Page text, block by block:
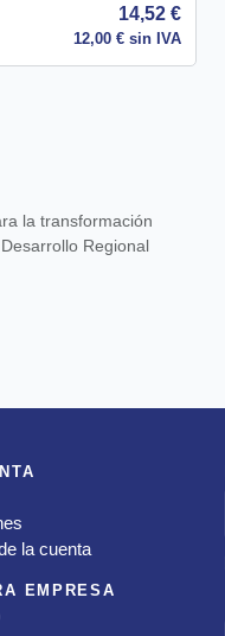
14,52 €
12,00 €sin IVA
la transformación
Regional
la cuenta
EMPRESA